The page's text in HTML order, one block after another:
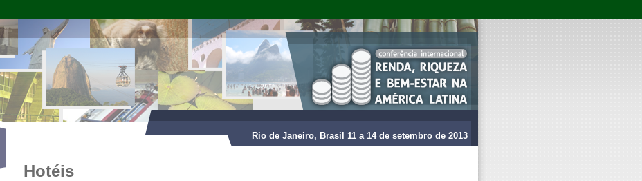
Rio de Janeiro, Brasil 11 a 14 de setembro de 2013
Hotéis